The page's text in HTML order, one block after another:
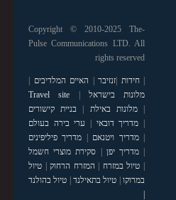
Copyright © 2010-2025 The-
Pulse Communications LTD. All
rights reserved
|חידות |זנזיבר | האיים המלדיבים |
מלונות בישראל |
Travel site
|מלונות באילת | בניית קישורים
| מדריך דובאי | ערי בירה בעולם
|מדריך ויטנאם | מדריך פיליפינים
|מדריך יפן | סקירת מוצרי חשמל
| טיול במזרח | המזרח הרחוק| טיול
במרוקו| טיול בתאילנד| טיול בהולנד
|